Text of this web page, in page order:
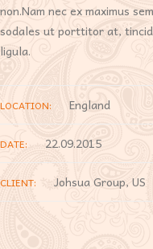
non.Nam nec ex maximus
sodales ut porttitor at,
ligula.
LOCATION: England
DATE: 22.09.2015
CLIENT: Johsua Group, US